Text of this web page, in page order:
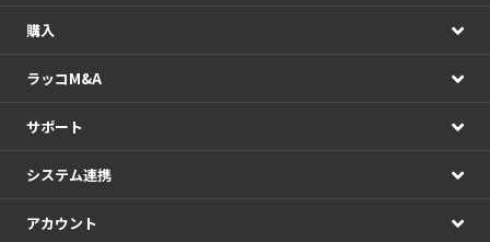
購入
ラッコM&A
サポート
システム連携
アカウント